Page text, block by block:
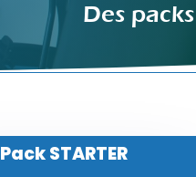
Des
Pack STARTER